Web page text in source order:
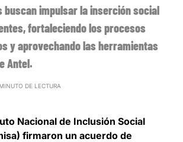
buscan impulsar la inserción social
fortaleciendo los procesos
y aprovechando las herramientas
Antel.
DE LECTURA
Nacional de Inclusión Social
firmaron un acuerdo de